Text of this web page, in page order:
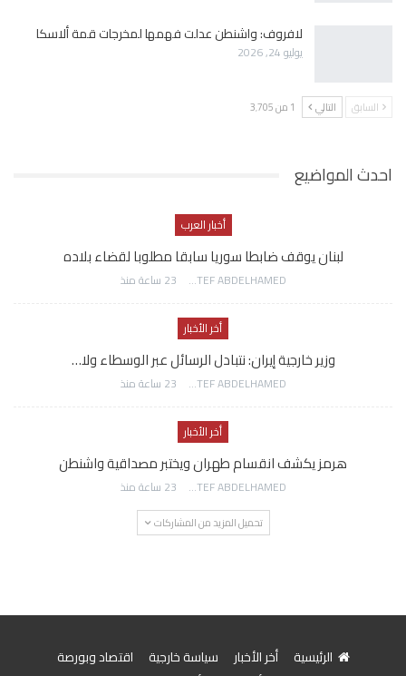
لافروف: واشنطن عدلت فهمها لمخرجات قمة ألاسكا
يوليو 24, 2026
السابق التالي 1 من 3٬705
احدث المواضيع
أخبار العرب
لبنان يوقف ضابطا سوريا سابقا مطلوبا لقضاء بلاده
AWATEF ABDELHAMED 23 ساعة منذ
أخر الأخبار
وزير خارجية إيران: نتبادل الرسائل عبر الوسطاء ولا…
AWATEF ABDELHAMED 23 ساعة منذ
أخر الأخبار
هرمز يكشف انقسام طهران ويختبر مصداقية واشنطن
AWATEF ABDELHAMED 23 ساعة منذ
تحميل المزيد من المشاركات
الرئيسية أخر الأخبار سياسة خارجية
اقتصاد وبورصة